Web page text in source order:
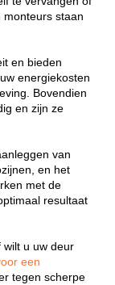
staan
en bieden
energiekosten
Bovendien
en zijn ze
van
en het
met de
resultaat
wilt u uw deur
een
tegen scherpe